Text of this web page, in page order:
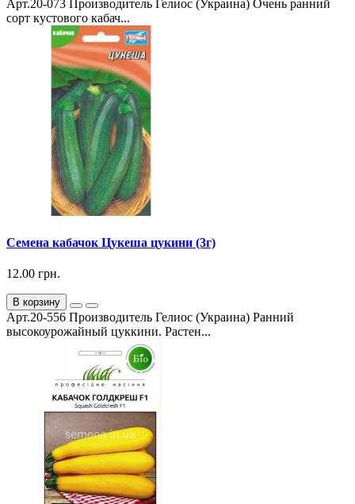
Арт.20-073 Производитель Гелиос (Украина) Очень ранний
сорт кустового кабач...
Семена кабачок Цукеша цукини (3г)
12.00 грн.
В корзину
Арт.20-556 Производитель Гелиос (Украина) Ранний
высокоурожайный цуккини. Растен...